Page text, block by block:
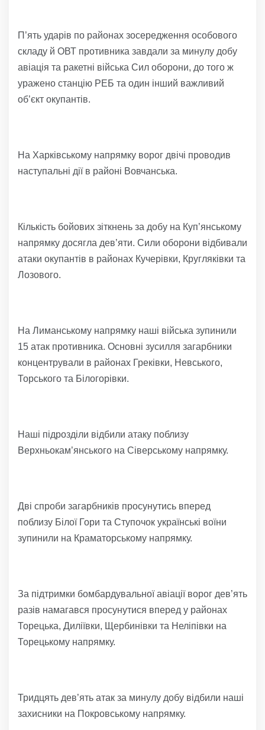
П’ять ударів по районах зосередження особового
складу й ОВТ противника завдали за минулу добу
авіація та ракетні війська Сил оборони, до того ж
уражено станцію РЕБ та один інший важливий
об’єкт окупантів.
На Харківському напрямку ворог двічі проводив
наступальні дії в районі Вовчанська.
Кількість бойових зіткнень за добу на Куп’янському
напрямку досягла дев’яти. Сили оборони відбивали
атаки окупантів в районах Кучерівки, Кругляківки та
Лозового.
На Лиманському напрямку наші війська зупинили
15 атак противника. Основні зусилля загарбники
концентрували в районах Греківки, Невського,
Торського та Білогорівки.
Наші підрозділи відбили атаку поблизу
Верхньокам’янського на Сіверському напрямку.
Дві спроби загарбників просунутись вперед
поблизу Білої Гори та Ступочок українські воїни
зупинили на Краматорському напрямку.
За підтримки бомбардувальної авіації ворог дев’ять
разів намагався просунутися вперед у районах
Торецька, Диліївки, Щербинівки та Неліпівки на
Торецькому напрямку.
Тридцять дев’ять атак за минулу добу відбили наші
захисники на Покровському напрямку.